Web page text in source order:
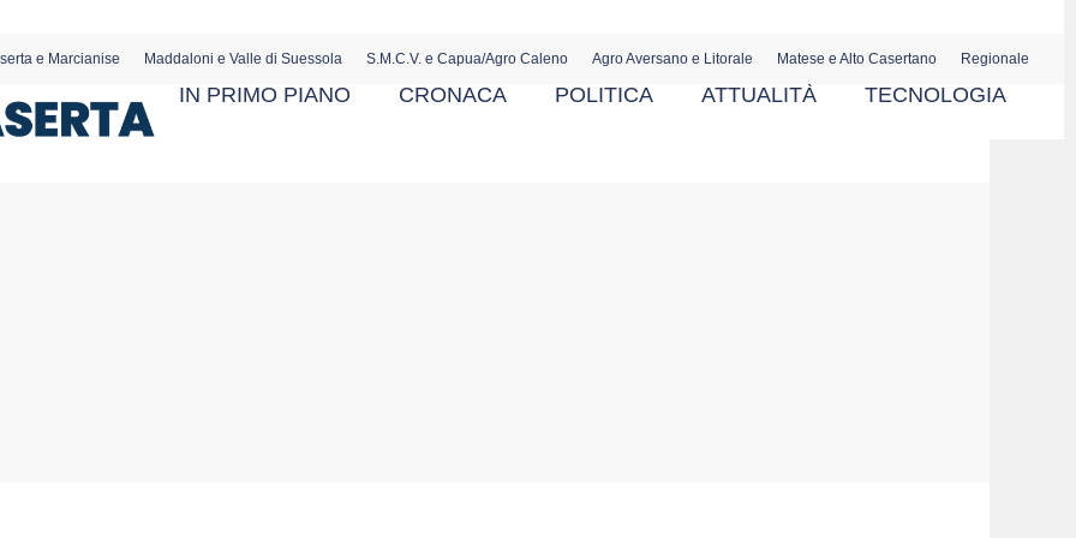
e Marcianise Maddaloni e Valle di Suessola S.M.C.V. e Capua/Agro Caleno Agro Aversano e Litorale Matese e Alto Casertano Regionale
IN PRIMO PIANO CRONACA POLITICA ATTUALITÀ TECNOLOGIA